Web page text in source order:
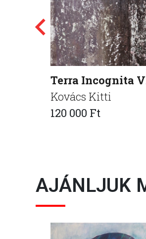
Terra Incognita
Kovács Kitti
120 000 Ft
AJÁNLJUK